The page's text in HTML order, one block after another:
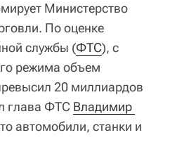
Министерство
По оценке
службы (ФТС), с
режима объем
20 миллиардов
глава ФТС Владимир
автомобили, станки и